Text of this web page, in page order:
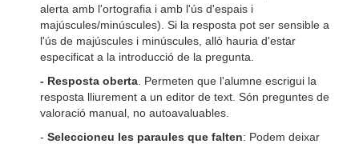
alerta amb l'ortografia i amb l'ús d'espais i
majúscules/minúscules). Si la resposta pot ser sensible a
l'ús de majúscules i minúscules, allò hauria d'estar
especificat a la introducció de la pregunta.
- Resposta oberta . Permeten que l'alumne escrigui la
resposta lliurement a un editor de text. Són preguntes de
valoració manual, no autoavaluables.
- Seleccioneu les paraules que falten: Podem deixar